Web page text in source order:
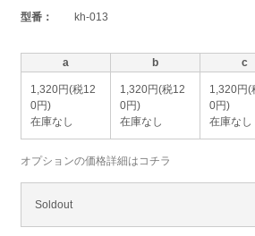
型番： kh-013
a b c
1,320円(税12
0円)
在庫なし
1,320円(税12
0円)
在庫なし
1,320円(
0円)
在庫なし
オプションの価格詳細はコチラ
Soldout